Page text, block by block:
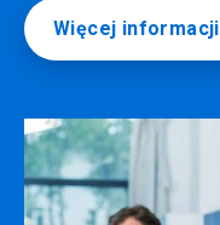
Więcej informacji